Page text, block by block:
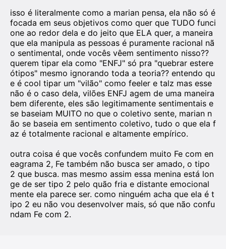
isso é literalmente como a marian pensa, ela não só é
focada em seus objetivos como quer que TUDO funci
one ao redor dela e do jeito que ELA quer, a maneira
que ela manipula as pessoas é puramente racional nã
o sentimental, onde vocês vêem sentimento nisso??
querem tipar ela como "ENFJ" só pra "quebrar estere
ótipos" mesmo ignorando toda a teoria?? entendo qu
e é cool tipar um "vilão" como feeler e talz mas esse
não é o caso dela, vilões ENFJ agem de uma maneira
bem diferente, eles são legitimamente sentimentais e
se baseiam MUITO no que o coletivo sente, marian n
ão se baseia em sentimento coletivo, tudo o que ela f
az é totalmente racional e altamente empírico.
outra coisa é que vocês confundem muito Fe com en
eagrama 2, Fe também não busca ser amado, o tipo
2 que busca. mas mesmo assim essa menina está lon
ge de ser tipo 2 pelo quão fria e distante emocional
mente ela parece ser. como ninguém acha que ela é t
ipo 2 eu não vou desenvolver mais, só que não confu
ndam Fe com 2.